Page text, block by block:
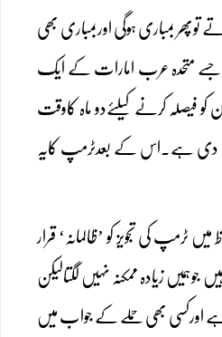
توپھر بمباری ہوگی اوربمباری بھی
ارناکے مطابق امریکی صدرکی جانب سے ایران کو12مارچ کوخط لکھاگیاتھاجسے متحدہ عرب امارات کے ایک
فیصلہ کرنے کیلئےدو ماہ کاوقت
دعوت دی ہے۔اس کے بعدٹرمپ کایہ
کی تجویز کو ’ظالمانہ‘ قرار
زیادہ ممکنہ نہیں لگتالیکن
اورکسی بھی حملے کے جواب میں